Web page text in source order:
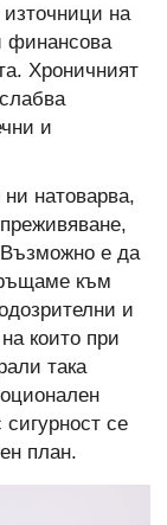
на
финансова
Хроничният
и
натоварва,
е да
към
и
които при
така
се
план.